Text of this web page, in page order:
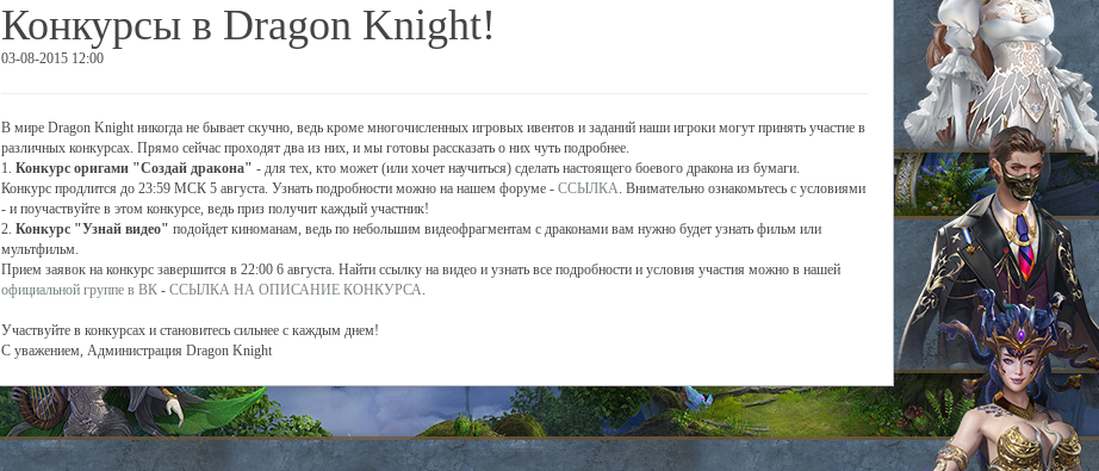
Конкурсы в Dragon Knight!
03-08-2015 12:00
В мире Dragon Knight никогда не бывает скучно, ведь кроме многочисленных игровых ивентов и заданий наши игроки могут принять участие в
различных конкурсах. Прямо сейчас проходят два из них, и мы готовы рассказать о них чуть подробнее.
1. Конкурс оригами "Создай дракона" - для тех, кто может (или хочет научиться) сделать настоящего боевого дракона из бумаги.
Конкурс продлится до 23:59 МСК 5 августа. Узнать подробности можно на нашем форуме - ССЫЛКА. Внимательно ознакомьтесь с условиями
- и поучаствуйте в этом конкурсе, ведь приз получит каждый участник!
2. Конкурс "Узнай видео" подойдет киноманам, ведь по небольшим видеофрагментам с драконами вам нужно будет узнать фильм или
мультфильм.
Прием заявок на конкурс завершится в 22:00 6 августа. Найти ссылку на видео и узнать все подробности и условия участия можно в нашей
официальной группе в ВК - ССЫЛКА НА ОПИСАНИЕ КОНКУРСА.
Участвуйте в конкурсах и становитесь сильнее с каждым днем!
С уважением, Администрация Dragon Knight